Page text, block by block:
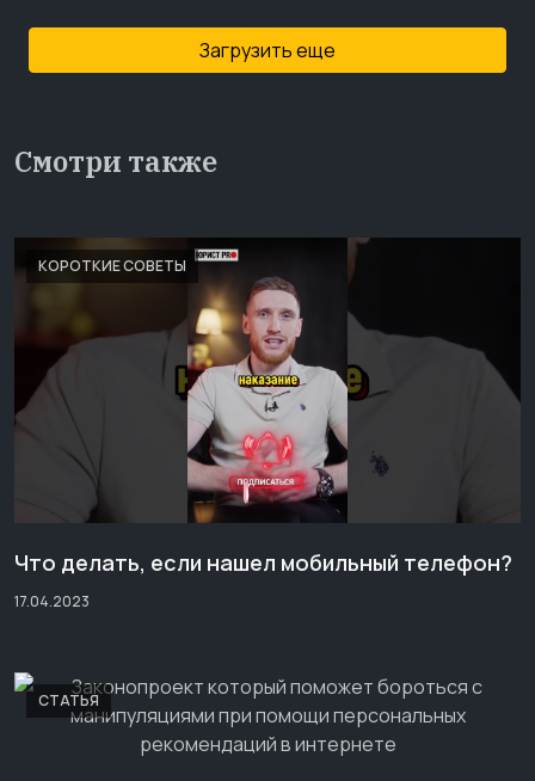
Загрузить еще
Смотри также
КОРОТКИЕ СОВЕТЫ
Что делать, если нашел мобильный телефон?
17.04.2023
СТАТЬЯ